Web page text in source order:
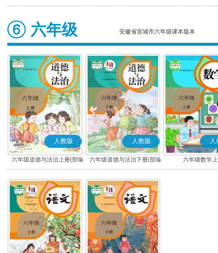
六年级 安徽省宣城市六年级课本版本
人教版
六年级道德与法治上册(部编
版)
人教版
六年级道德与法治下册(部编
版)
人
六年级数学